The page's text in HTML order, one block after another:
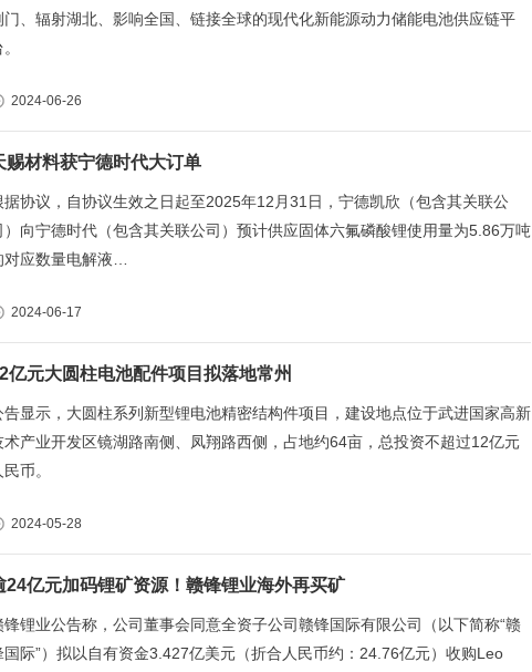
门、辐射湖北、影响全国、链接全球的现代化新能源动力储能电池供应链平
2024-06-26
赐材料获宁德时代大订单
据协议，自协议生效之日起至2025年12月31日，宁德凯欣（包含其关联公
）向宁德时代（包含其关联公司）预计供应固体六氟磷酸锂使用量为5.86万吨
对应数量电解液…
2024-06-17
亿元大圆柱电池配件项目拟落地常州
告显示，大圆柱系列新型锂电池精密结构件项目，建设地点位于武进国家高新
术产业开发区镜湖路南侧、凤翔路西侧，占地约64亩，总投资不超过12亿元
民币。
2024-05-28
24亿元加码锂矿资源！赣锋锂业海外再买矿
锋锂业公告称，公司董事会同意全资子公司赣锋国际有限公司（以下简称“赣
国际”）拟以自有资金3.427亿美元（折合人民币约：24.76亿元）收购Leo